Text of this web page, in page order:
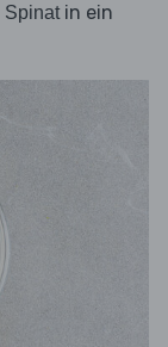
Spinatin ein